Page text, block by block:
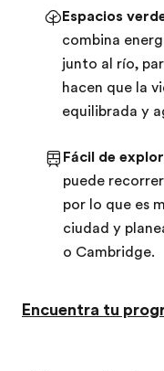
Espacios
combina
junto al río,
hacen que la
equilibrada y
Fácil de
puede
por lo que es
ciudad y
o Cambridge.
Encuentra tu